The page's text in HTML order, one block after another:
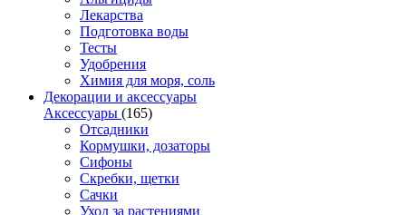
Лекарства
Подготовка воды
Тесты
Удобрения
Химия для моря, соль
Декорации и аксессуары
Аксессуары (165)
Отсадники
Кормушки, дозаторы
Сифоны
Скребки, щетки
Сачки
Уход за растениями